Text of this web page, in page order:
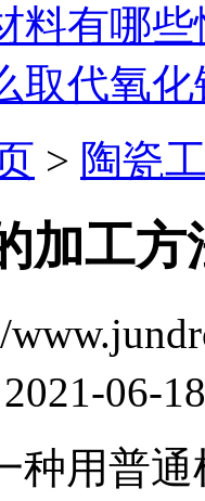
料有哪
取代氧化
> 陶瓷
加工方
06-18
种用普